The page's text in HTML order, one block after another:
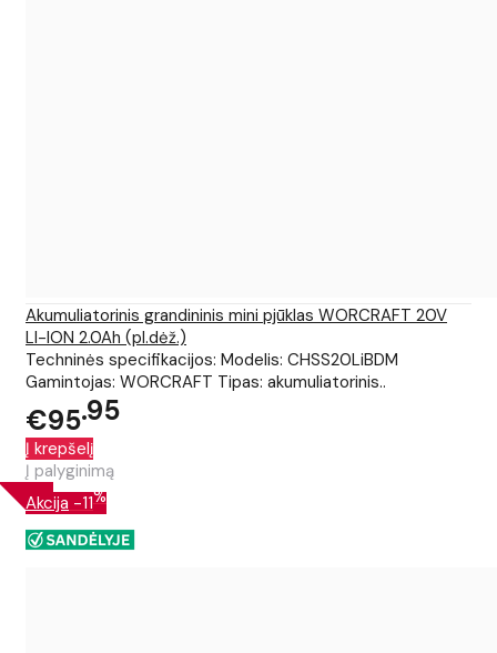
Akumuliatorinis grandininis mini pjūklas WORCRAFT 20V
LI-ION 2.0Ah (pl.dėž.)
Techninės specifikacijos: Modelis: CHSS20LiBDM
Gamintojas: WORCRAFT Tipas: akumuliatorinis..
€9595
Į krepšelį
Į palyginimą
Akcija -11%